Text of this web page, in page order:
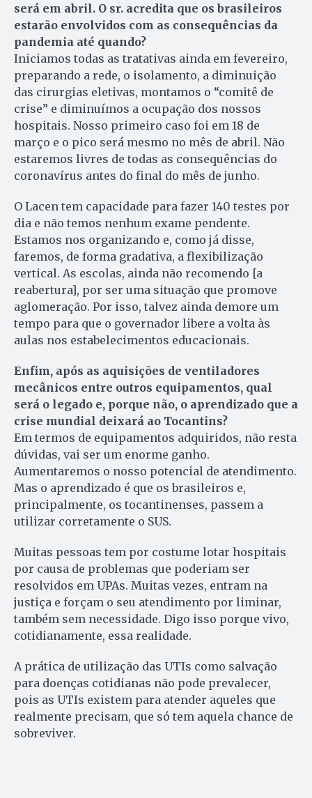
será em abril. O sr. acredita que os brasileiros
estarão envolvidos com as consequências da
pandemia até quando?
Iniciamos todas as tratativas ainda em fevereiro,
preparando a rede, o isolamento, a diminuição
das cirurgias eletivas, montamos o “comitê de
crise” e diminuímos a ocupação dos nossos
hospitais. Nosso primeiro caso foi em 18 de
março e o pico será mesmo no mês de abril. Não
estaremos livres de todas as consequências do
coronavírus antes do final do mês de junho.
O Lacen tem capacidade para fazer 140 testes por
dia e não temos nenhum exame pendente.
Estamos nos organizando e, como já disse,
faremos, de forma gradativa, a flexibilização
vertical. As escolas, ainda não recomendo [a
reabertura], por ser uma situação que promove
aglomeração. Por isso, talvez ainda demore um
tempo para que o governador libere a volta às
aulas nos estabelecimentos educacionais.
Enfim, após as aquisições de ventiladores
mecânicos entre outros equipamentos, qual
será o legado e, porque não, o aprendizado que a
crise mundial deixará ao Tocantins?
Em termos de equipamentos adquiridos, não resta
dúvidas, vai ser um enorme ganho.
Aumentaremos o nosso potencial de atendimento.
Mas o aprendizado é que os brasileiros e,
principalmente, os tocantinenses, passem a
utilizar corretamente o SUS.
Muitas pessoas tem por costume lotar hospitais
por causa de problemas que poderiam ser
resolvidos em UPAs. Muitas vezes, entram na
justiça e forçam o seu atendimento por liminar,
também sem necessidade. Digo isso porque vivo,
cotidianamente, essa realidade.
A prática de utilização das UTIs como salvação
para doenças cotidianas não pode prevalecer,
pois as UTIs existem para atender aqueles que
realmente precisam, que só tem aquela chance de
sobreviver.